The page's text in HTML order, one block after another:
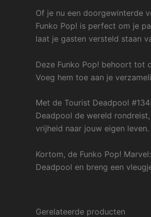
Of je nu een doorgewinterde
Funko Pop! is perfect om je
laat je gasten versteld staan
Deze Funko Pop! behoort tot
Voeg hem toe aan je
Met de Tourist Deadpool
Deadpool de wereld
vrijheid naar jouw eigen leven.
Kortom, de Funko Pop!
Deadpool en breng een
Gerelateerde producten